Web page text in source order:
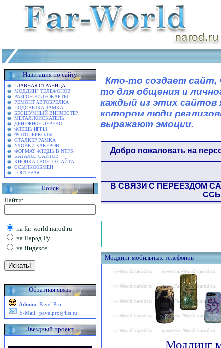
Навигация по сайту
ГЛАВНАЯ СТРАНИЦА
МОДДИНГ ТЕЛЕФОНОВ
РАЗГОН ВИДЕОКАРТЫ
РЕМОНТ АВТОБРЕЛКА
ПОДСВЕТКА ЗАМКА
БЕСШУМНЫЙ ВИНЧЕСТЕР
МЕТАЛЛОИСКАТЕЛЬ
ДЕНЕЖНОЕ ДЕРЕВО
ФЛЕШЬ ИГРЫ
ФОТОПРИКОЛЫ
СТАЛКЕР РАМКА
УЛОВКИ ХАКЕРОВ
ФОРМАТ ФЛЕШЬ В NTFS
КАТАЛОГ САЙТОВ
КНОПКА ТВОЕГО САЙТА
ССЫЛКООБМЕН
ГОСТЕВАЯ
Поиск
Найти:
на far-world.narod.ru
на Народ.Ру
на Яндексе
Обратная связь
Admin:
Pavel Pro
E-Mail: pavelpro@list.ru
Звездный проект
Кто-то создает сайт,
то для общения и
каждый из этих сайтов
котором люди
выражают эмоции.
Добро пожаловать на
В СВЯЗИ С ПЕРЕЕЗДОМ
Моддинг мобильных телефонов
Моддинг